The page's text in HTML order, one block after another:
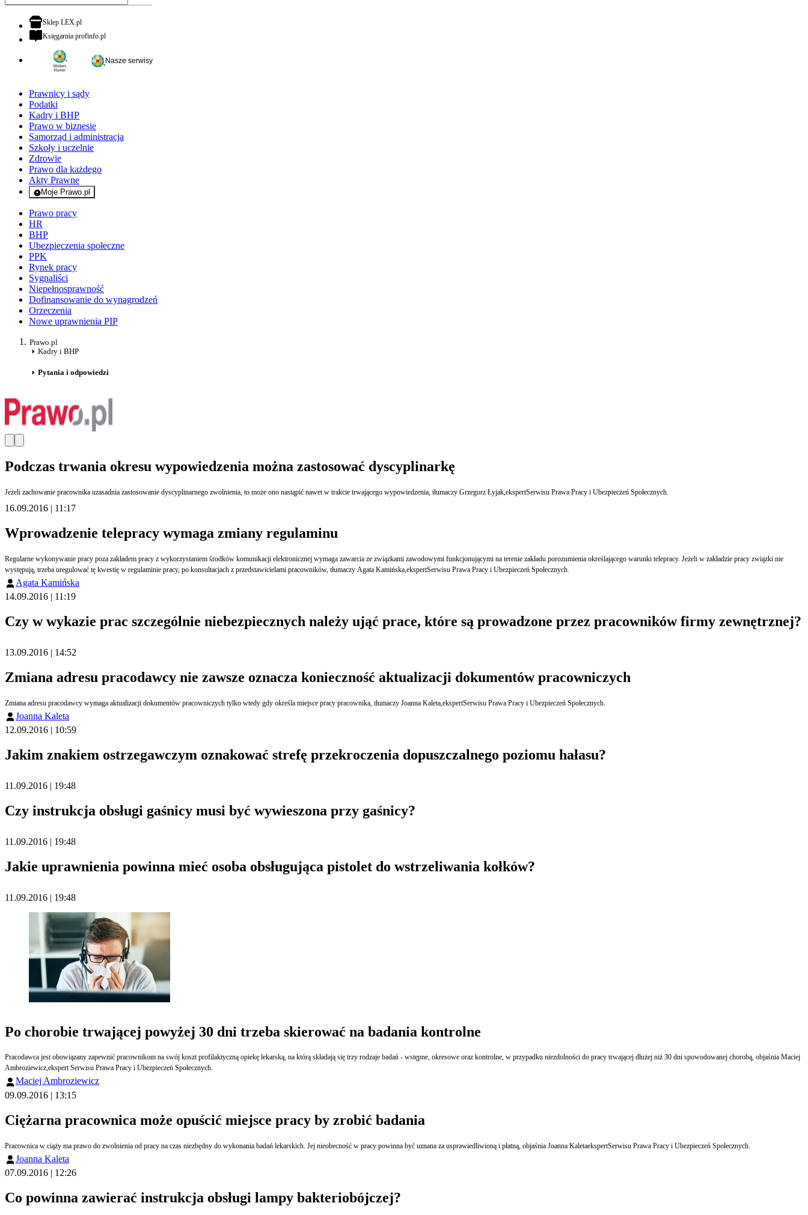
Sklep LEX.plotwiera się w nowej karcie
Księgarnia profinfo.plotwiera się w nowej karcie
Nasze serwisy
Prawnicy i sądy
Podatki
Kadry i BHP
Prawo w biznesie
Samorząd i administracja
Szkoły i uczelnie
Zdrowie
Prawo dla każdego
Akty Prawne
Moje Prawo.pl
- rejestracja i logowanie do serwisu
Prawo pracy
HR
BHP
Ubezpieczenia społeczne
PPK
Rynek pracy
Sygnaliści
Niepełnosprawność
Dofinansowanie do wynagrodzeń
Orzeczenia
Nowe uprawnienia PIP
Prawo.pl
Kadry i BHP
Pytania i odpowiedzi
Podczas trwania okresu wypowiedzenia można zastosować dyscyplinarkę
Jeżeli zachowanie pracownika uzasadnia zastosowanie dyscyplinarnego zwolnienia, to może ono nastąpić nawet w trakcie trwającego wypowiedzenia, tłumaczy Grzegorz Łyjak,ekspertSerwisu Prawa Pracy i Ubezpieczeń Społecznych.
16.09.2016 | 11:17
Wprowadzenie telepracy wymaga zmiany regulaminu
Regularne wykonywanie pracy poza zakładem pracy z wykorzystaniem środków komunikacji elektronicznej wymaga zawarcia ze związkami zawodowymi funkcjonującymi na terenie zakładu porozumienia określającego warunki telepracy. Jeżeli w zakładzie pracy związki nie
występują, trzeba uregulować tę kwestię w regulaminie pracy, po konsultacjach z przedstawicielami pracowników, tłumaczy Agata Kamińska,ekspertSerwisu Prawa Pracy i Ubezpieczeń Społecznych.
Agata Kamińska
14.09.2016 | 11:19
Czy w wykazie prac szczególnie niebezpiecznych należy ująć prace, które są prowadzone przez pracowników firmy zewnętrznej?
13.09.2016 | 14:52
Zmiana adresu pracodawcy nie zawsze oznacza konieczność aktualizacji dokumentów pracowniczych
Zmiana adresu pracodawcy wymaga aktualizacji dokumentów pracowniczych tylko wtedy gdy określa miejsce pracy pracownika, tłumaczy Joanna Kaleta,ekspertSerwisu Prawa Pracy i Ubezpieczeń Społecznych.
Joanna Kaleta
12.09.2016 | 10:59
Jakim znakiem ostrzegawczym oznakować strefę przekroczenia dopuszczalnego poziomu hałasu?
11.09.2016 | 19:48
Czy instrukcja obsługi gaśnicy musi być wywieszona przy gaśnicy?
11.09.2016 | 19:48
Jakie uprawnienia powinna mieć osoba obsługująca pistolet do wstrzeliwania kołków?
11.09.2016 | 19:48
Po chorobie trwającej powyżej 30 dni trzeba skierować na badania kontrolne
Pracodawca jest obowiązany zapewnić pracownikom na swój koszt profilaktyczną opiekę lekarską, na którą składają się trzy rodzaje badań - wstępne, okresowe oraz kontrolne, w przypadku niezdolności do pracy trwającej dłużej niż 30 dni spowodowanej chorobą, objaśnia Maciej
Ambroziewicz,ekspert Serwisu Prawa Pracy i Ubezpieczeń Społecznych.
Maciej Ambroziewicz
09.09.2016 | 13:15
Ciężarna pracownica może opuścić miejsce pracy by zrobić badania
Pracownica w ciąży ma prawo do zwolnienia od pracy na czas niezbędny do wykonania badań lekarskich. Jej nieobecność w pracy powinna być uznana za usprawiedliwioną i płatną, objaśnia Joanna KaletaekspertSerwisu Prawa Pracy i Ubezpieczeń Społecznych.
Joanna Kaleta
07.09.2016 | 12:26
Co powinna zawierać instrukcja obsługi lampy bakteriobójczej?